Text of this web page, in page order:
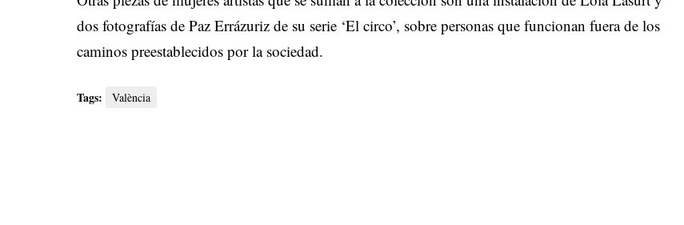
dos fotografías de Paz Errázuriz de su serie ‘El circo’, sobre personas que funcionan fuera de los
caminos preestablecidos por la sociedad.
Tags: València